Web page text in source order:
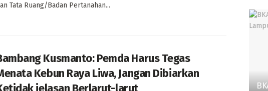
Tata Ruang/Badan Pertanahan...
Kusmanto: Pemda Harus Tegas
Kebun Raya Liwa, Jangan Dibiarkan